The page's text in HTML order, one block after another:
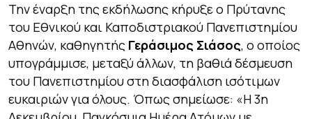
Την έναρξη της εκδήλωσης κήρυξε ο Πρύτανης
του Εθνικού και Καποδιστριακού Πανεπιστημίου
Αθηνών, καθηγητής Γεράσιμος Σιάσος, ο οποίος
υπογράμμισε, μεταξύ άλλων, τη βαθιά δέσμευση
του Πανεπιστημίου στη διασφάλιση ισότιμων
ευκαιριών για όλους. Όπως σημείωσε: «Η 3η